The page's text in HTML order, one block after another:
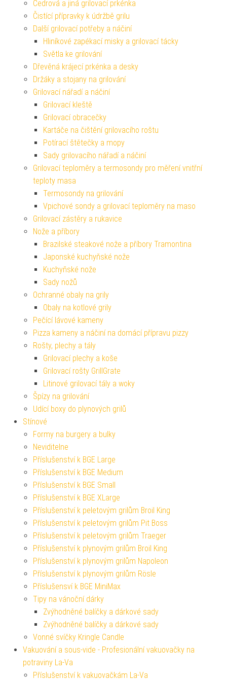
Cedrová a jiná grilovací prkénka
Čistící přípravky k údržbě grilu
Další grilovací potřeby a náčiní
Hliníkové zapékací misky a grilovací tácky
Světla ke grilování
Dřevěná krájecí prkénka a desky
Držáky a stojany na grilování
Grilovací nářadí a náčiní
Grilovací kleště
Grilovací obracečky
Kartáče na čištění grilovacího roštu
Potírací štětečky a mopy
Sady grilovacího nářadí a náčiní
Grilovací teploměry a termosondy pro měření vnitřní
teploty masa
Termosondy na grilování
Vpichové sondy a grilovací teploměry na maso
Grilovací zástěry a rukavice
Nože a příbory
Brazilské steakové nože a příbory Tramontina
Japonské kuchyňské nože
Kuchyňské nože
Sady nožů
Ochranné obaly na grily
Obaly na kotlové grily
Pečící lávové kameny
Pizza kameny a náčiní na domácí přípravu pizzy
Rošty, plechy a tály
Grilovací plechy a koše
Grilovací rošty GrillGrate
Litinové grilovací tály a woky
Špízy na grilování
Udící boxy do plynových grilů
Stínové
Formy na burgery a bulky
Neviditelne
Příslušenství k BGE Large
Příslušenství k BGE Medium
Příslušenství k BGE Small
Příslušenství k BGE XLarge
Příslušenství k peletovým grilům Broil King
Příslušenství k peletovým grilům Pit Boss
Příslušenství k peletovým grilům Traeger
Příslušenství k plynovým grilům Broil King
Příslušenství k plynovým grilům Napoleon
Příslušenství k plynovým grilům Rösle
Příslušensví k BGE MiniMax
Tipy na vánoční dárky
Zvýhodněné balíčky a dárkové sady
Zvýhodněné balíčky a dárkové sady
Vonné svíčky Kringle Candle
Vakuování a sous-vide - Profesionální vakuovačky na
potraviny La-Va
Příslušenství k vakuovačkám La-Va